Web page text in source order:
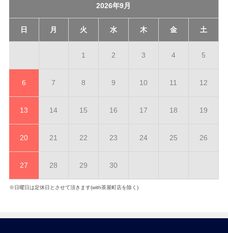
2026年9月
日 月 火 水 木 金 土
1 2 3 4 5
6 7 8 9 10 11 12
13 14 15 16 17 18 19
20 21 22 23 24 25 26
27 28 29 30
※日曜日は定休日とさせて頂きます(with茶屋町店を除く)